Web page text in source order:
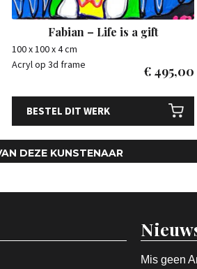
Fabian – Life is a gift
100 x 100 x 4 cm
Acryl op 3d frame
€ 495,00
BESTEL DIT WERK
DEZE KUNSTENAAR
Mis geen